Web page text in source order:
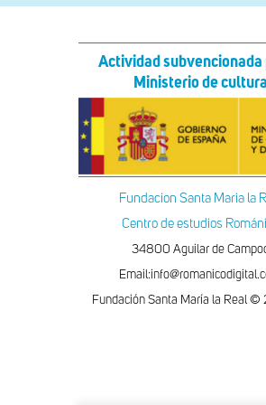
Actividad subvencionada
Ministerio de cultura
Fundacion Santa Maria la
Centro de estudios
34800 Aguilar de
Fundación Santa María la Real ©